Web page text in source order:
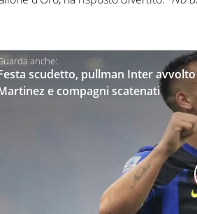
scudetto, pullman Inter
e compagni scatenati